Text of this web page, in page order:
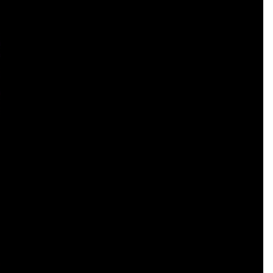
,,
,
,,
,,
,,
,,
,
,
,
,,
,